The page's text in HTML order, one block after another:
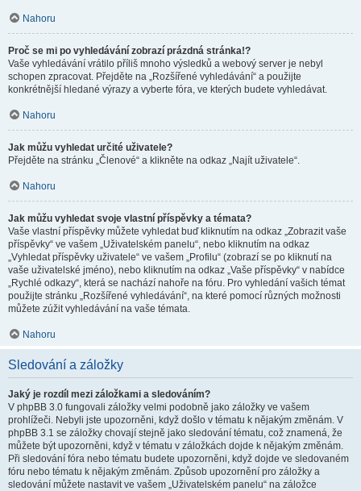
Nahoru
Proč se mi po vyhledávání zobrazí prázdná stránka!?
Vaše vyhledávání vrátilo příliš mnoho výsledků a webový server je nebyl
schopen zpracovat. Přejděte na „Rozšířené vyhledávání“ a použijte
konkrétnější hledané výrazy a vyberte fóra, ve kterých budete vyhledávat.
Nahoru
Jak můžu vyhledat určité uživatele?
Přejděte na stránku „Členové“ a klikněte na odkaz „Najít uživatele“.
Nahoru
Jak můžu vyhledat svoje vlastní příspěvky a témata?
Vaše vlastní příspěvky můžete vyhledat buď kliknutím na odkaz „Zobrazit vaše
příspěvky“ ve vašem „Uživatelském panelu“, nebo kliknutím na odkaz
„Vyhledat příspěvky uživatele“ ve vašem „Profilu“ (zobrazí se po kliknutí na
vaše uživatelské jméno), nebo kliknutím na odkaz „Vaše příspěvky“ v nabídce
„Rychlé odkazy“, která se nachází nahoře na fóru. Pro vyhledání vašich témat
použijte stránku „Rozšířené vyhledávání“, na které pomocí různých možnosti
můžete zúžit vyhledávání na vaše témata.
Nahoru
Sledování a záložky
Jaký je rozdíl mezi záložkami a sledováním?
V phpBB 3.0 fungovali záložky velmi podobně jako záložky ve vašem
prohlížeči. Nebyli jste upozorněni, když došlo v tématu k nějakým změnám. V
phpBB 3.1 se záložky chovají stejně jako sledování tématu, což znamená, že
můžete být upozorněni, když v tématu v záložkách dojde k nějakým změnám.
Při sledování fóra nebo tématu budete upozorněni, když dojde ve sledovaném
fóru nebo tématu k nějakým změnám. Způsob upozornění pro záložky a
sledování můžete nastavit ve vašem „Uživatelském panelu“ na záložce